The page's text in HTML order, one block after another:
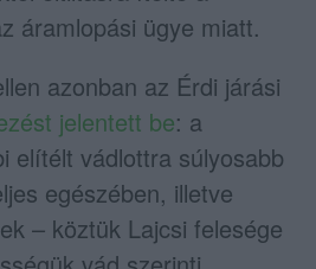
áramlopási ügye miatt.
azonban az Érdi járási
jelentett be: a
elítélt vádlottra súlyosabb
egészében, illetve
– köztük Lajcsi felesége